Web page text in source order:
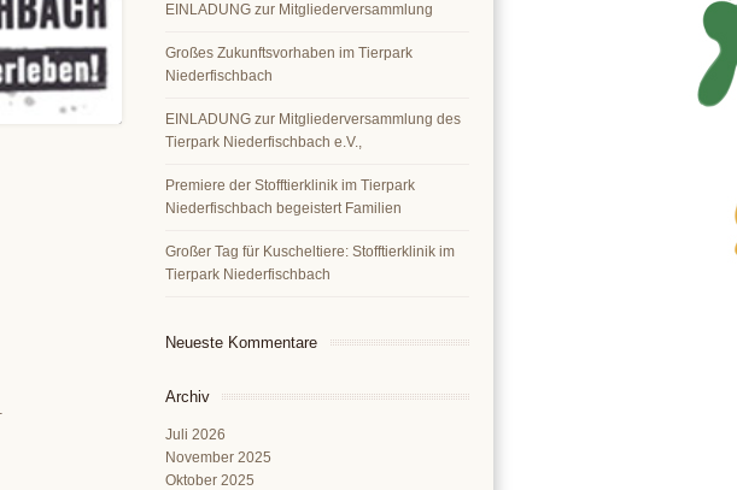
EINLADUNG zur Mitgliederversammlung
Großes Zukunftsvorhaben im Tierpark
Niederfischbach
EINLADUNG zur Mitgliederversammlung des
Tierpark Niederfischbach e.V.,
Premiere der Stofftierklinik im Tierpark
Niederfischbach begeistert Familien
Großer Tag für Kuscheltiere: Stofftierklinik im
Tierpark Niederfischbach
Neueste Kommentare
Archiv
Juli 2026
November 2025
Oktober 2025